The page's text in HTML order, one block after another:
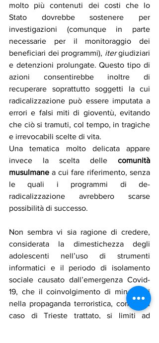
molto più contenuti dei costi che lo
Stato dovrebbe sostenere per
investigazioni (comunque in parte
necessarie per il monitoraggio dei
beneficiari dei programmi), iter giudiziari
e detenzioni prolungate. Questo tipo di
azioni consentirebbe inoltre di
recuperare soprattutto soggetti la cui
radicalizzazione può essere imputata a
errori e falsi miti di gioventù, evitando
che ciò si tramuti, col tempo, in tragiche
e irrevocabili scelte di vita.
Una tematica molto delicata appare
invece la scelta delle comunità
musulmane a cui fare riferimento, senza
le quali i programmi di de-
radicalizzazione avrebbero scarse
possibilità di successo.
Non sembra vi sia ragione di credere,
considerata la dimestichezza degli
adolescenti nell’uso di strumenti
informatici e il periodo di isolamento
sociale causato dall’emergenza Covid-
19, che il coinvolgimento di minorenni
nella propaganda terroristica, come nel
caso di Trieste trattato, si limiti ad